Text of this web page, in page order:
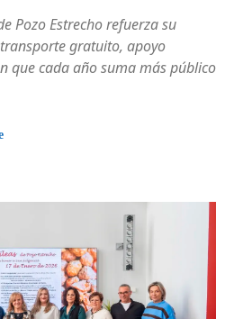
Pozo Estrecho refuerza su
gratuito, apoyo
que cada año suma más público